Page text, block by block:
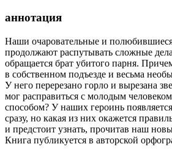
аннотация
Наши очаровательные и
продолжают распутывать сложные
обращается брат убитого парня.
в собственном подъезде и весьма
У него перерезано горло и вырезана
мог расправиться с молодым
способом? У наших героинь
сразу, но какая из них окажется
и предстоит узнать, прочитав наш
Книга публикуется в авторской